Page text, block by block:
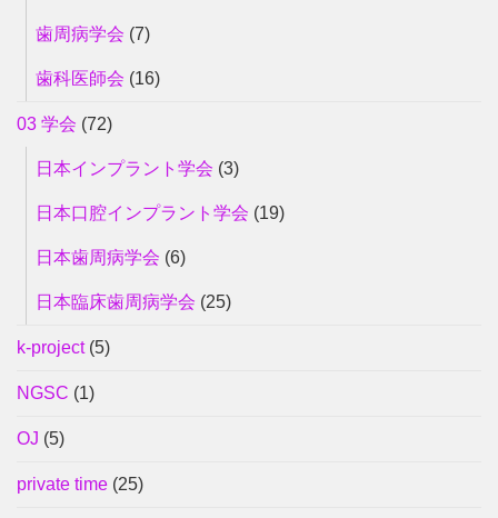
歯周病学会 (7)
歯科医師会 (16)
03 学会 (72)
日本インプラント学会 (3)
日本口腔インプラント学会 (19)
日本歯周病学会 (6)
日本臨床歯周病学会 (25)
k-project(5)
NGSC (1)
OJ (5)
private time (25)